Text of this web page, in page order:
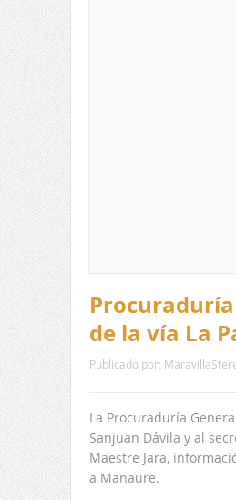
de la vía La
Publicado por:
La Procuraduría
Sanjuan Dávila y al
Maestre Jara,
a Manaure.